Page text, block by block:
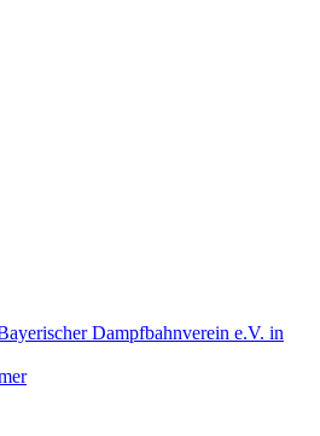
Dampfbahnverein e.V. in